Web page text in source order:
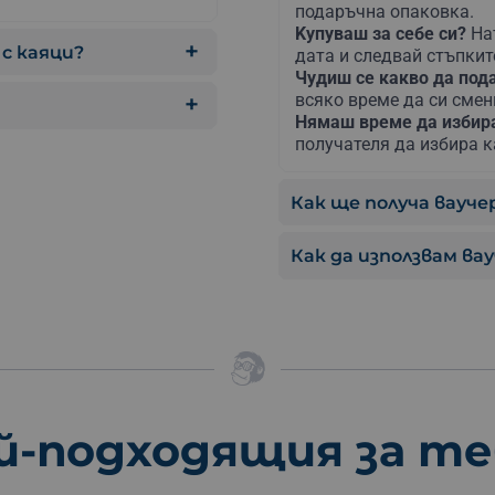
с. Беляново (при интерес – изпращаме локация).
и скалната църква, а най-уморените могат да
каяци?
подаръчна опаковка.
Kупуваш за себе си?
дата и следвай
Чудиш се какво да
всяко време да си
Нямаш време да
получателя да избира
Как ще получа
Как да използвам
подходящия за